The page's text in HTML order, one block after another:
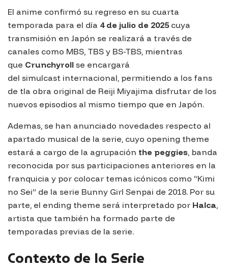
El anime confirmó su regreso en su cuarta
temporada para el día 4 de julio de 2025cuya
transmisión en Japón se realizará a través de
canales como MBS, TBS y BS-TBS, mientras
que Crunchyroll se encargará
del simulcast internacional, permitiendo a los fans
de tla obra original de Reiji Miyajima disfrutar de los
nuevos episodios al mismo tiempo que en Japón.
Ademas, se han anunciado novedades respecto al
apartado musical de la serie, cuyo opening theme
estará a cargo de la agrupación the peggies, banda
reconocida por sus participaciones anteriores en la
franquicia y por colocar temas icónicos como “Kimi
no Sei” de la serie Bunny Girl Senpai de 2018. Por su
parte, el ending theme será interpretado por Halca,
artista que también ha formado parte de
temporadas previas de la serie.
Contexto de la Serie